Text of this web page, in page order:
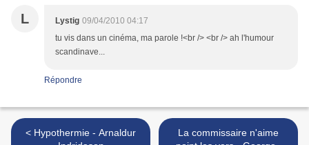
L Lystig 09/04/2010 04:17
tu vis dans un cinéma, ma parole !<br /> <br /> ah l'humour
scandinave...
Répondre
< Hypothermie - Arnaldur
La commissaire n'aime